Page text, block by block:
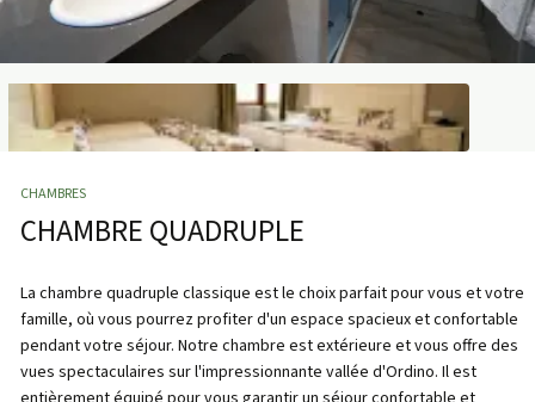
CHAMBRES
CHAMBRE QUADRUPLE
La chambre quadruple classique est le choix parfait pour vous et votre
famille, où vous pourrez profiter d'un espace spacieux et confortable
pendant votre séjour. Notre chambre est extérieure et vous offre des
vues spectaculaires sur l'impressionnante vallée d'Ordino. Il est